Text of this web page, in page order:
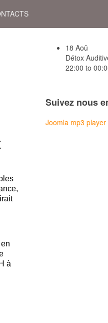
à
18 Aoû
Détox
22:00 to
Suivez nous
Joomla mp3 player